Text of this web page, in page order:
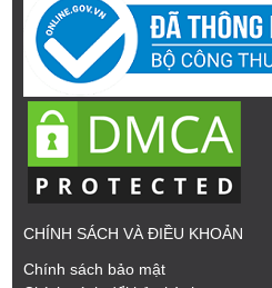
CHÍNH SÁCH VÀ ĐIỀU KHOẢN
Chính sách bảo mật